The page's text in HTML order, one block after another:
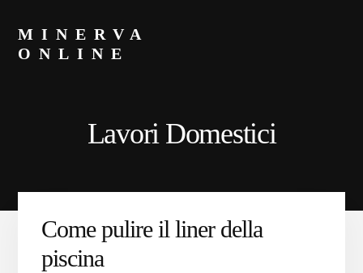
primary
sidebar
content
MINERVA
ONLINE
Lavori Domestici
Come pulire il liner della
piscina